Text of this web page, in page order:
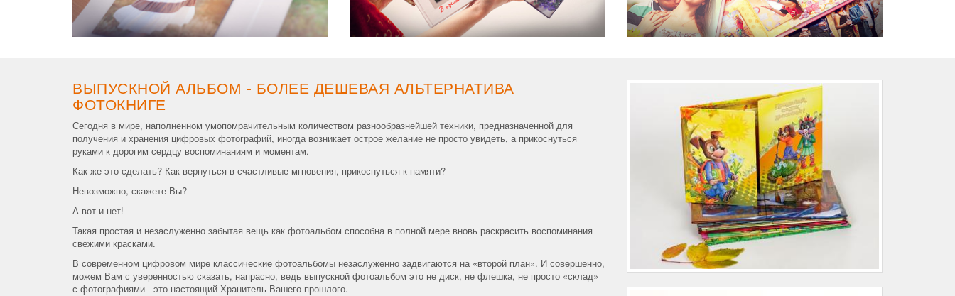
ВЫПУСКНОЙ АЛЬБОМ - БОЛЕЕ ДЕШЕВАЯ АЛЬТЕРНАТИВА
ФОТОКНИГЕ
Сегодня в мире, наполненном умопомрачительным количеством разнообразнейшей техники, предназначенной для
получения и хранения цифровых фотографий, иногда возникает острое желание не просто увидеть, а прикоснуться
руками к дорогим сердцу воспоминаниям и моментам.
Как же это сделать? Как вернуться в счастливые мгновения, прикоснуться к памяти?
Невозможно, скажете Вы?
А вот и нет!
Такая простая и незаслуженно забытая вещь как фотоальбом способна в полной мере вновь раскрасить воспоминания
свежими красками.
В современном цифровом мире классические фотоальбомы незаслуженно задвигаются на «второй план». И совершенно,
можем Вам с уверенностью сказать, напрасно, ведь выпускной фотоальбом это не диск, не флешка, не просто «склад»
с фотографиями - это настоящий Хранитель Вашего прошлого.